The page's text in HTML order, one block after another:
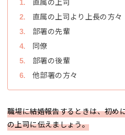
直属の上司
直属の上司より上長の方々
部署の先輩
同僚
部署の後輩
他部署の方々
職場に結婚報告するときは、初め
の上司に伝えましょう。